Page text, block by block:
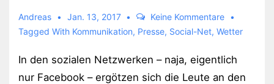
Andreas Jan. 13, 2017
Keine Kommentare
Tagged With Kommunikation, Presse, Social-Net, Wetter
In den sozialen Netzwerken – naja, eigentlich
nur Facebook – ergötzen sich die Leute an den